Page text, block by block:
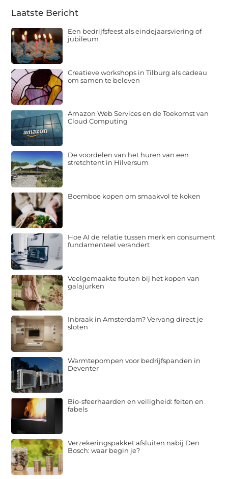
Laatste Bericht
Een bedrijfsfeest als eindejaarsviering of
jubileum
Creatieve workshops in Tilburg als cadeau
om samen te beleven
Amazon Web Services en de Toekomst van
Cloud Computing
De voordelen van het huren van een
stretchtent in Hilversum
Boemboe kopen om smaakvol te koken
Hoe AI de relatie tussen merk en consument
fundamenteel verandert
Veelgemaakte fouten bij het kopen van
galajurken
Inbraak in Amsterdam? Vervang direct je
sloten
Warmtepompen voor bedrijfspanden in
Deventer
Bio-sfeerhaarden en veiligheid: feiten en
fabels
Verzekeringspakket afsluiten nabij Den
Bosch: waar begin je?